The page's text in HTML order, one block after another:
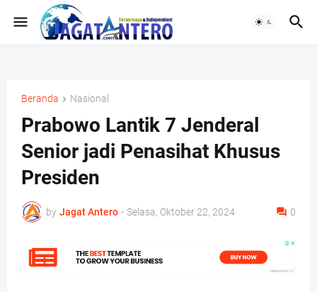
Beranda Nasional
Prabowo Lantik 7 Jenderal
Senior jadi Penasihat Khusus
Presiden
by Jagat Antero - Selasa, Oktober 22, 2024 0